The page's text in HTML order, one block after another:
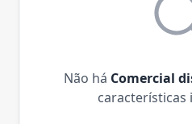
Não há Comercial
características